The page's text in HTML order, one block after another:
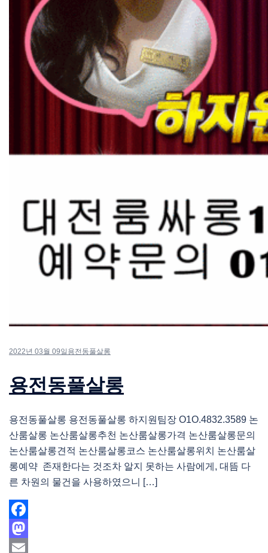
2022년 03월 09일 용전동풀살롱
용전동풀살롱
용전동풀살롱 용전동풀살롱 하지원팀장 O1O.4832.3589 논
산룸살롱 논산룸살롱추천 논산룸살롱가격 논산룸살롱문의
논산룸살롱견적 논산룸살롱코스 논산룸살롱위치 논산룸살
롱예약 존재한다는 것조차 알지 못하는 사람에게, 대뜸 다
른 차원의 물건을 사용하였으니 […]
Facebook
Mastodon